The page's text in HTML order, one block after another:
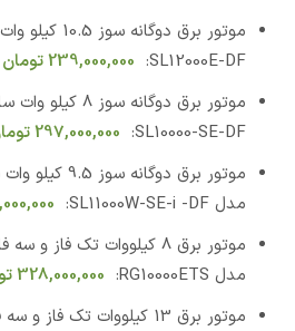
موتور برق
SL12000E-DF:
239,000,000تومان
موتور برق دوگانه
SL10000-SE-DF:
297,000,000
موتور برق
مدل SL11000W-SE-i -DF:
موتور برق 8 کیلووات تک
مدل RG10000ETS:
328,000,000
موتور برق 13 کیلووات تک